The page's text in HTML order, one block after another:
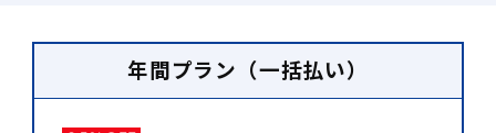
年間プラン（一括払い）